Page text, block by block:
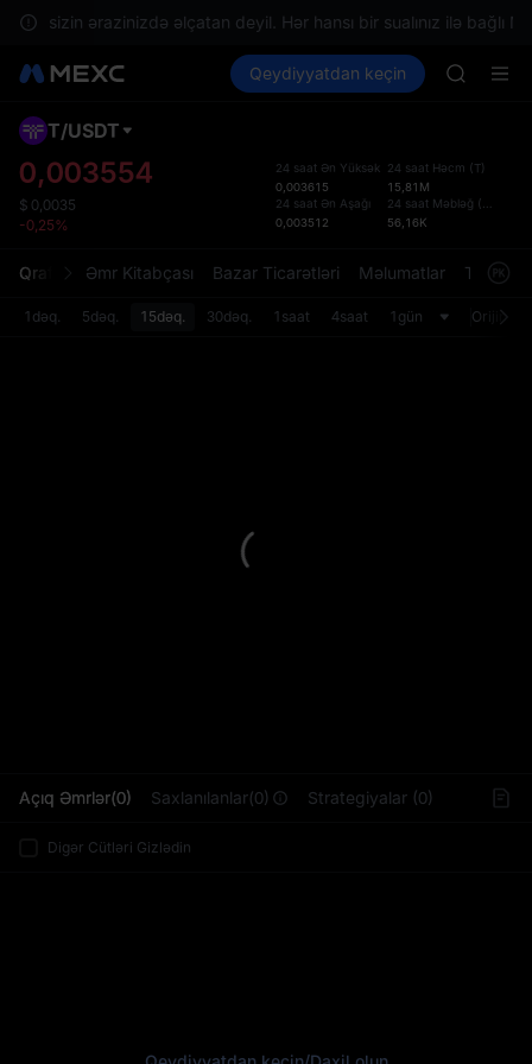
sizin ərazinizdə əlçatan deyil. Hər hansı bir sualınız ilə bağlı
Bazarlar Spot Futures SPCX
Qeydiyyatdan keçin
SKYAI
AAOI
SKYAI
T/USDT
0,003554
$ 0,0035
-0,25%
24 saat Ən Yüksək
0,003615
24 saat Ən Aşağı
0,003512
24 saat Həcm (T)
15,81M
24 saat Məbləğ (
56,16K
Qrafik Əmr Kitabçası Bazar Ticarətləri Məlumatlar
1dəq. 5dəq. 15dəq. 30dəq. 1saat 4saat 1gün Orijinal
Açıq Əmrlər(0) Saxlanılanlar(0) Strategiyalar (0)
Digər Cütləri Gizlədin